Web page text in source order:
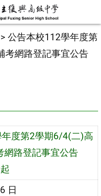
> 公告本校112學年度第
考網路登記事宜公告
度第2學期6/4(二)高
網路登記事宜公告
日